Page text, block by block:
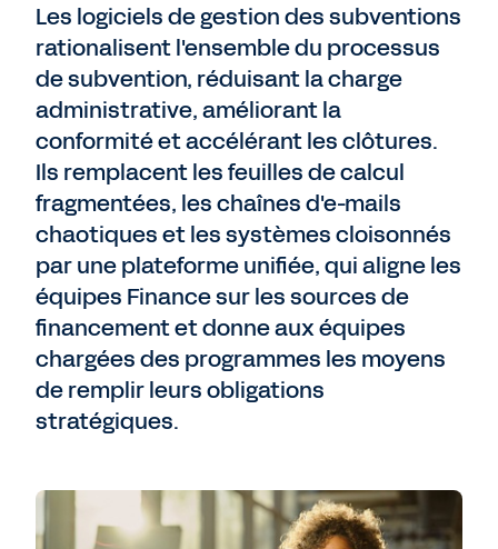
Les logiciels de gestion des subventions
rationalisent l'ensemble du processus
de subvention, réduisant la charge
administrative, améliorant la
conformité et accélérant les clôtures.
Ils remplacent les feuilles de calcul
fragmentées, les chaînes d'e-mails
chaotiques et les systèmes cloisonnés
par une plateforme unifiée, qui aligne les
équipes Finance sur les sources de
financement et donne aux équipes
chargées des programmes les moyens
de remplir leurs obligations
stratégiques.